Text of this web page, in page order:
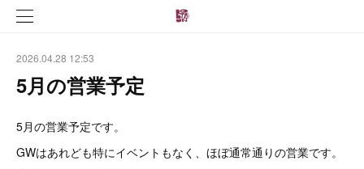
2026.04.28 12:53
5月の営業予定
5月の営業予定です。
GWはあれども特にイベントもなく、ほぼ通常通りの営業です。